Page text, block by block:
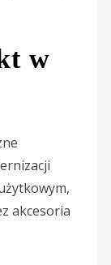
w
akcesoria